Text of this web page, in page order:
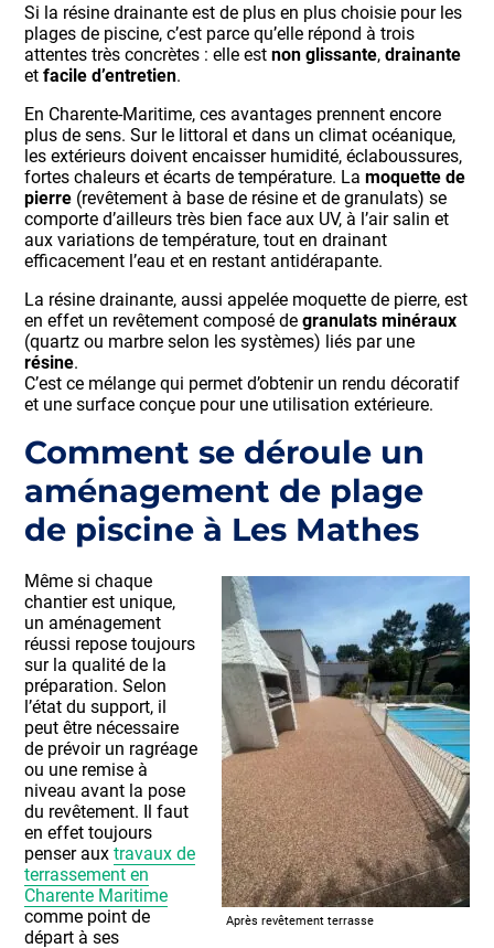
Si la résine drainante est de plus en plus choisie pour les
plages de piscine, c’est parce qu’elle répond à trois
attentes très concrètes : elle estnon glissante,drainante
etfacile d’entretien.
En Charente-Maritime, ces avantages prennent encore
plus de sens. Sur le littoral et dans un climat océanique,
les extérieurs doivent encaisser humidité, éclaboussures,
fortes chaleurs et écarts de température. Lamoquette de
pierre (revêtement à base de résine et de granulats) se
comporte d’ailleurs très bien face aux UV, à l’air salin et
aux variations de température, tout en drainant
efficacement l’eau et en restant antidérapante.
La résine drainante, aussi appelée moquette de pierre, est
en effet un revêtement composé degranulats minéraux
(quartz ou marbre selon les systèmes) liés par une
résine.
C’est ce mélange qui permet d’obtenir un rendu décoratif
et une surface conçue pour une utilisation extérieure.
Comment se déroule un
aménagement de plage
de piscine à Les Mathes
Après revêtement terrasse
Même si chaque
chantier est unique,
un aménagement
réussi repose toujours
sur la qualité de la
préparation. Selon
l’état du support, il
peut être nécessaire
de prévoir un ragréage
ou une remise à
niveau avant la pose
du revêtement. Il faut
en effet toujours
penser auxtravaux de
terrassement en
Charente Maritime
comme point de
départ à ses